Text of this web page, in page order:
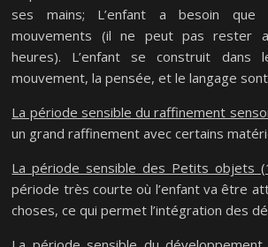
ses mains; L’enfant a besoin que
mouvements (il ne peut pas rester
heures). L’enfant se construit dans
mouvement, la pensée, et le langage
La période sensible du raffinement
un grand raffinement avec certains
La période sensible des Petits objets
période très courte où l’enfant va être
choses, ce qui permet l’intégration des